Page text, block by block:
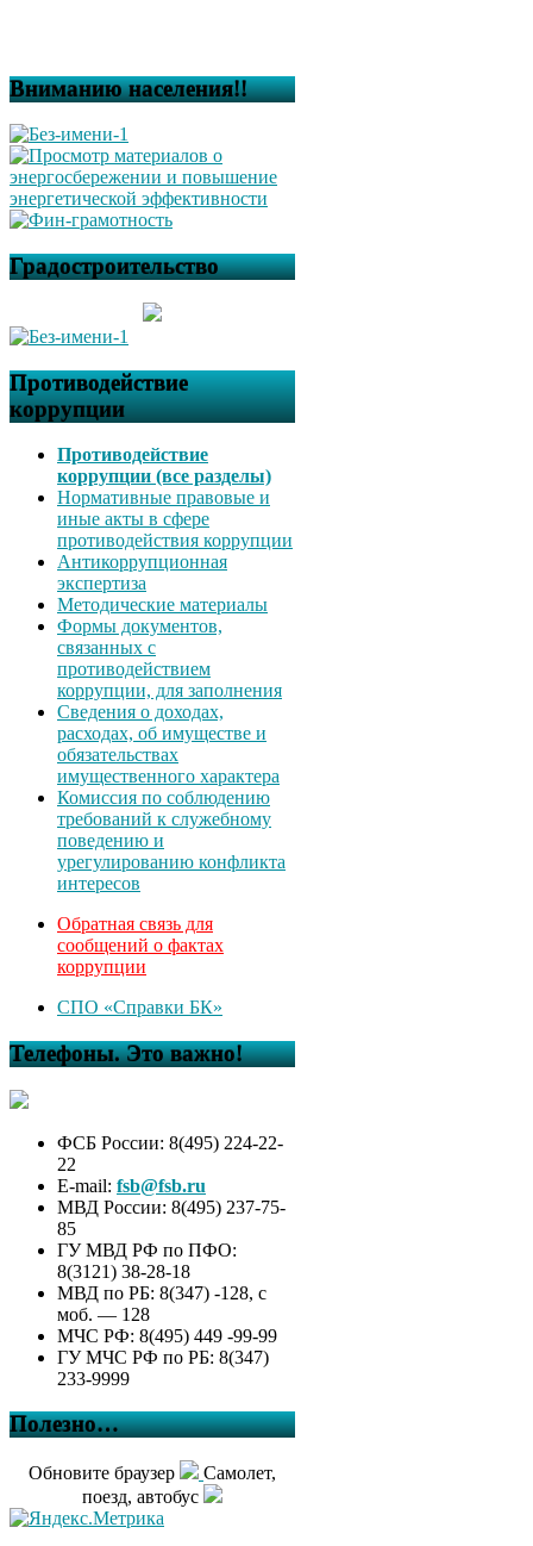
Вниманию населения!!
Градостроительство
Противодействие
коррупции
Противодействие
коррупции (все разделы)
Нормативные правовые и
иные акты в сфере
противодействия коррупции
Антикоррупционная
экспертиза
Методические материалы
Формы документов,
связанных с
противодействием
коррупции, для заполнения
Сведения о доходах,
расходах, об имуществе и
обязательствах
имущественного характера
Комиссия по соблюдению
требований к служебному
поведению и
урегулированию конфликта
интересов
Обратная связь для
сообщений о фактах
коррупции
СПО «Справки БК»
Телефоны. Это важно!
ФСБ России: 8(495) 224-22-
22
E-mail: fsb@fsb.ru
МВД России: 8(495) 237-75-
85
ГУ МВД РФ по ПФО:
8(3121) 38-28-18
МВД по РБ: 8(347) -128, с
моб. — 128
МЧС РФ: 8(495) 449 -99-99
ГУ МЧС РФ по РБ: 8(347)
233-9999
Полезно…
Обновите браузер
Самолет,
поезд, автобус